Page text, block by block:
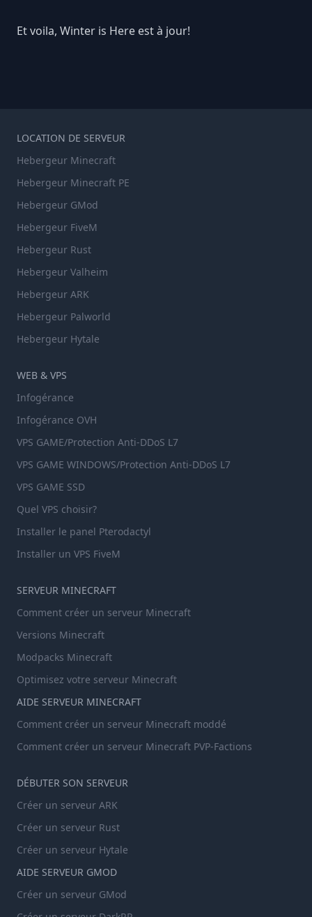
Et voila, Winter is Here est à jour!
LOCATION DE SERVEUR
Hebergeur Minecraft
Hebergeur Minecraft PE
Hebergeur GMod
Hebergeur FiveM
Hebergeur Rust
Hebergeur Valheim
Hebergeur ARK
Hebergeur Palworld
Hebergeur Hytale
WEB & VPS
Infogérance
Infogérance OVH
VPS GAME/Protection Anti-DDoS L7
VPS GAME WINDOWS/Protection Anti-DDoS L7
VPS GAME SSD
Quel VPS choisir?
Installer le panel Pterodactyl
Installer un VPS FiveM
SERVEUR MINECRAFT
Comment créer un serveur Minecraft
Versions Minecraft
Modpacks Minecraft
Optimisez votre serveur Minecraft
AIDE SERVEUR MINECRAFT
Comment créer un serveur Minecraft moddé
Comment créer un serveur Minecraft PVP-Factions
DÉBUTER SON SERVEUR
Créer un serveur ARK
Créer un serveur Rust
Créer un serveur Hytale
AIDE SERVEUR GMOD
Créer un serveur GMod